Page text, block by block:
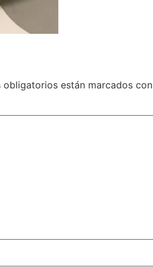
obligatorios están marcados con